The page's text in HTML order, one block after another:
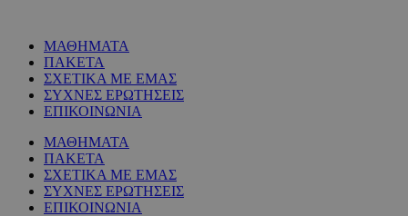
ΜΑΘΗΜΑΤΑ
ΠΑΚΕΤΑ
ΣΧΕΤΙΚΑ ΜΕ ΕΜΑΣ
ΣΥΧΝΕΣ ΕΡΩΤΗΣΕΙΣ
ΕΠΙΚΟΙΝΩΝΙΑ
ΜΑΘΗΜΑΤΑ
ΠΑΚΕΤΑ
ΣΧΕΤΙΚΑ ΜΕ ΕΜΑΣ
ΣΥΧΝΕΣ ΕΡΩΤΗΣΕΙΣ
ΕΠΙΚΟΙΝΩΝΙΑ